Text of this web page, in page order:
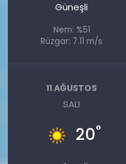
Güneşli
Nem: %51
Rüzgar: 7.11 m/s
11 AĞUSTOS
SALI
20°